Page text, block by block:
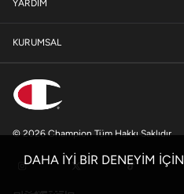
YARDIM
KURUMSAL
© 2026 Champion Tüm Hakkı Saklıdır
DAHA İYİ BİR DENEYİM İÇİN